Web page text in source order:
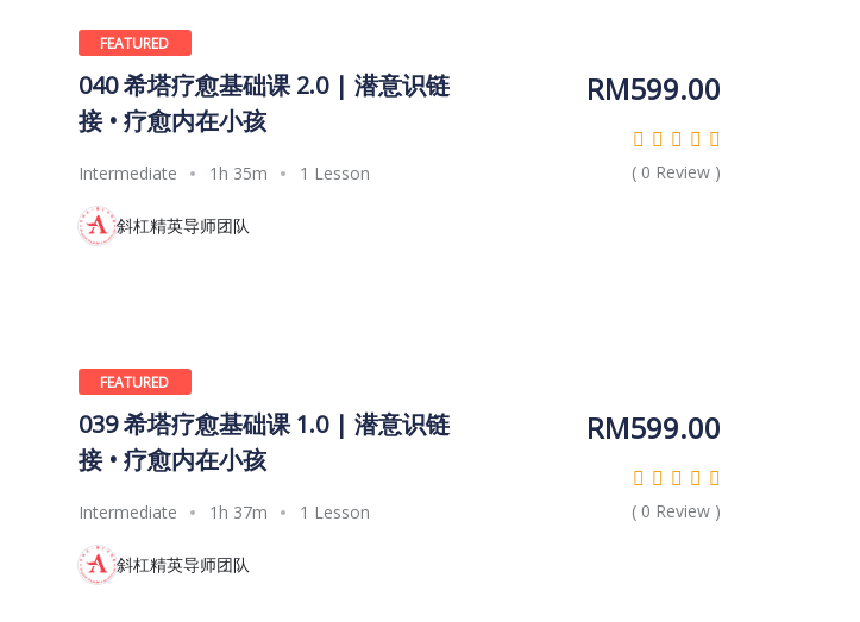
FEATURED
040 希塔疗愈基础课 2.0 | 潜意识链
接 • 疗愈内在小孩
Intermediate 1h 35m 1 Lesson
斜杠精英导师团队
RM599.00
( 0 Review )
FEATURED
039 希塔疗愈基础课 1.0 | 潜意识链
接 • 疗愈内在小孩
Intermediate 1h 37m 1 Lesson
斜杠精英导师团队
RM599.00
( 0 Review )